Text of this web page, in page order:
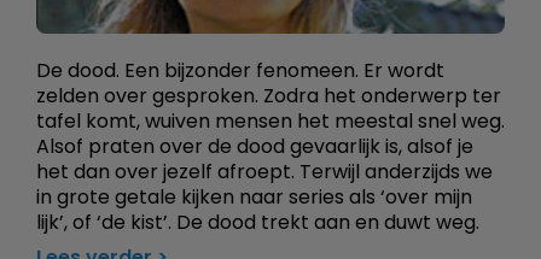
De dood. Een bijzonder fenomeen. Er wordt
zelden over gesproken. Zodra het onderwerp ter
tafel komt, wuiven mensen het meestal snel weg.
Alsof praten over de dood gevaarlijk is, alsof je
het dan over jezelf afroept. Terwijl anderzijds we
in grote getale kijken naar series als ‘over mijn
lijk’, of ‘de kist’. De dood trekt aan en duwt weg.